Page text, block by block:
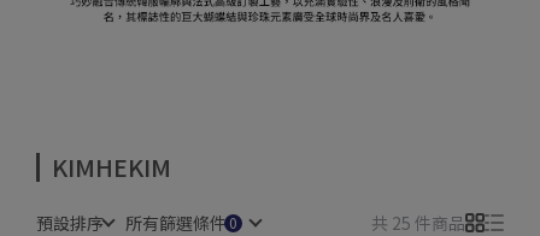
KIMHEKIM
預設排序 所有篩選條件 共 25 件商品